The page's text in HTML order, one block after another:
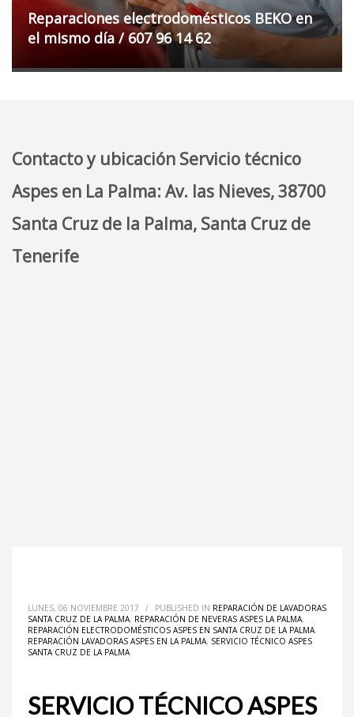
Reparaciones electrodomésticos BEKO en
el mismo día / 607 96 14 62
Contacto y ubicación Servicio técnico
Aspes en La Palma: Av. las Nieves, 38700
Santa Cruz de la Palma, Santa Cruz de
Tenerife
LUNES, 06 NOVIEMBRE 2017 / PUBLISHED IN REPARACIÓN DE LAVADORAS
SANTA CRUZ DE LA PALMA, REPARACIÓN DE NEVERAS ASPES LA PALMA,
REPARACIÓN ELECTRODOMÉSTICOS ASPES EN SANTA CRUZ DE LA PALMA,
REPARACIÓN LAVADORAS ASPES EN LA PALMA, SERVICIO TÉCNICO ASPES
SANTA CRUZ DE LA PALMA
SERVICIO TÉCNICO ASPES